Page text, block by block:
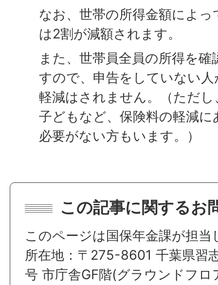
なお、世帯の所得金額によ
は2割が減額されます。
また、世帯員全員の所得を
すので、申告をしていない
軽減はされません。（ただ
子どもなど、保険料の軽減
必要がない方もいます。）
この記事に関するお
このページは国保年金課が担当
所在地：〒275-8601 千葉県習
号 市庁舎GF階(グラウンドフロ